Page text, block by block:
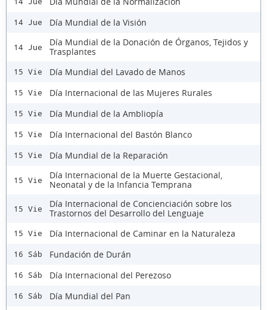
14 Jue Día Mundial de la Visión
14 Jue
Día Mundial de la Donación de Órganos, Tejidos y
Trasplantes
15 Vie Día Mundial del Lavado de Manos
15 Vie Día Internacional de las Mujeres Rurales
15 Vie Día Mundial de la Ambliopía
15 Vie Día Internacional del Bastón Blanco
15 Vie Día Mundial de la Reparación
15 Vie
Día Internacional de la Muerte Gestacional,
Neonatal y de la Infancia Temprana
15 Vie
Día Internacional de Concienciación sobre los
Trastornos del Desarrollo del Lenguaje
15 Vie Día Internacional de Caminar en la Naturaleza
16 Sáb Fundación de Durán
16 Sáb Día Internacional del Perezoso
16 Sáb Día Mundial del Pan